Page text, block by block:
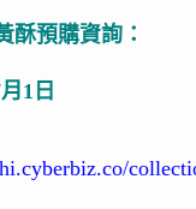
酥預購資詢：
1日